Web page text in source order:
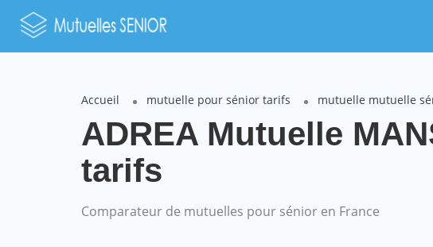
Accueil mutuelle pour sénior tarifs mutuelle mutuelle
ADREA Mutuelle
tarifs
Comparateur de mutuelles pour sénior en France